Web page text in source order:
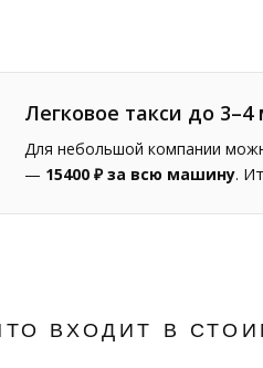
Легковое такси до 3–4
Для небольшой компании
— 15400 ₽ за всю машину.
ВХОДИТ В